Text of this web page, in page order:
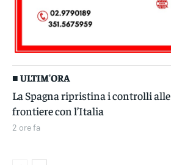
■ ULTIM'ORA
La Spagna ripristina i controlli alle
frontiere con l’Italia
2 ore fa